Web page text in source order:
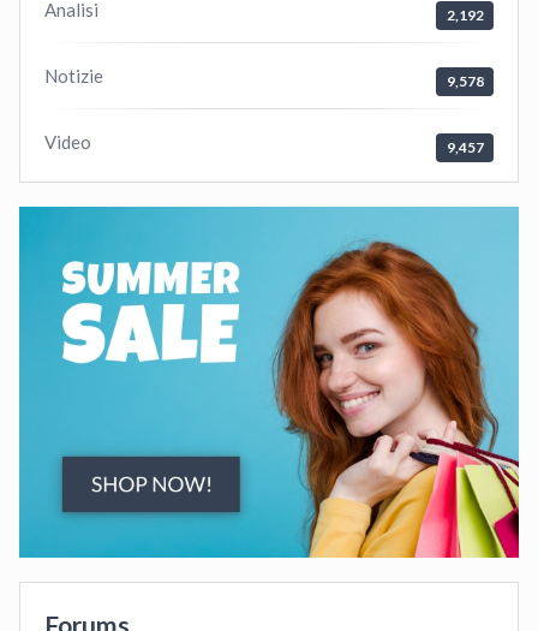
Analisi 2,192
Notizie 9,578
Video 9,457
Forums